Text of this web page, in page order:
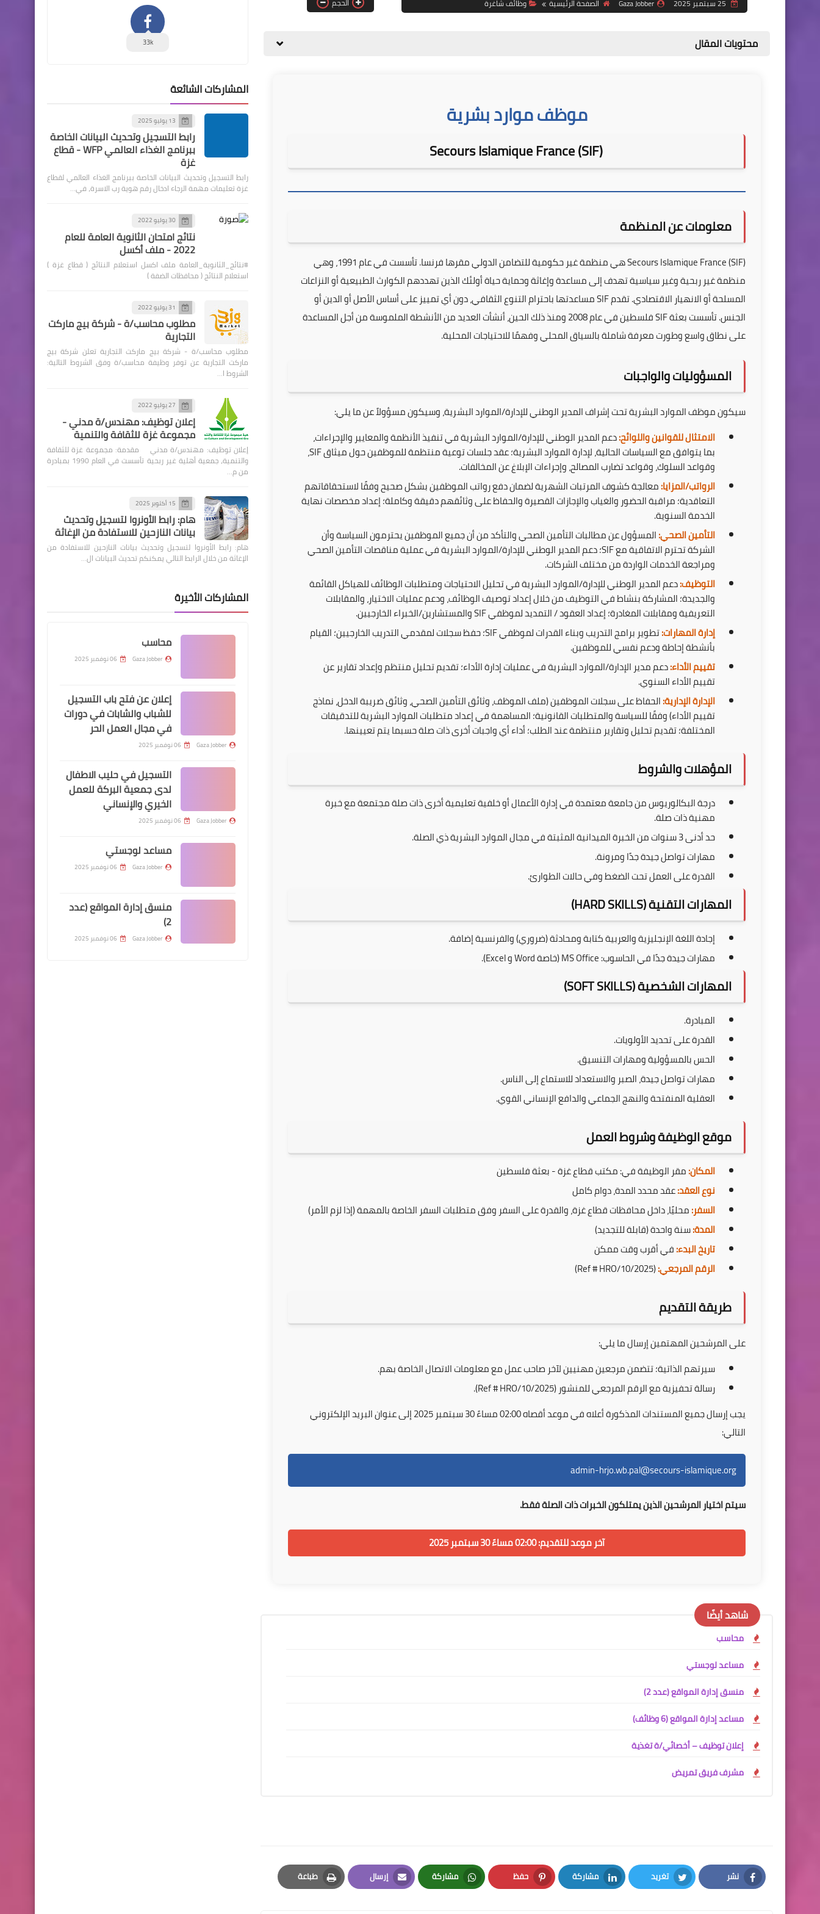
Gaza Jobber الصفحة الرئيسية وظائف شاغرة
محتويات المقال
موظف موارد بشرية
Secours Islamique France (SIF)
معلومات عن المنظمة
Secours Islamique France (SIF) هي منظمة غير حكومية للتضامن الدولي مقرها فرنسا. تأسست في عام 1991، وهي
منظمة غير ربحية وغير سياسية تهدف إلى مساعدة وإغاثة وحماية حياة أولئك الذين تهددهم الكوارث الطبيعية أو النزاعات
المسلحة أو الانهيار الاقتصادي. تقدم SIF مساعدتها باحترام التنوع الثقافي، دون أي تمييز على أساس الأصل أو الدين أو
الجنس. تأسست بعثة SIF فلسطين في عام 2008 ومنذ ذلك الحين، أنشأت العديد من الأنشطة الملموسة من أجل المساعدة
على نطاق واسع وطورت معرفة شاملة بالسياق المحلي وفهمًا للاحتياجات المحلية.
المسؤوليات والواجبات
سيكون موظف الموارد البشرية تحت إشراف المدير الوطني للإدارة/الموارد البشرية، وسيكون مسؤولاً عن ما يلي:
الامتثال للقوانين واللوائح:دعم المدير الوطني للإدارة/الموارد البشرية في تنفيذ الأنظمة والمعايير والإجراءات،
بما يتوافق مع السياسات الحالية، لإدارة الموارد البشرية؛ عقد جلسات توعية منتظمة للموظفين حول ميثاق SIF،
وقواعد السلوك، وقواعد تضارب المصالح، وإجراءات الإبلاغ عن المخالفات.
الرواتب/المزايا:معالجة كشوف المرتبات الشهرية لضمان دفع رواتب الموظفين بشكل صحيح وفقًا لاستحقاقاتهم
التعاقدية؛ مراقبة الحضور والغياب والإجازات القصيرة والحفاظ على وثائقهم دقيقة وكاملة؛ إعداد مخصصات نهاية
الخدمة السنوية.
التأمين الصحي:المسؤول عن مطالبات التأمين الصحي والتأكد من أن جميع الموظفين يحترمون السياسة وأن
الشركة تحترم الاتفاقية مع SIF؛ دعم المدير الوطني للإدارة/الموارد البشرية في عملية مناقصات التأمين الصحي
ومراجعة الخدمات الواردة من مختلف الشركات.
التوظيف:دعم المدير الوطني للإدارة/الموارد البشرية في تحليل الاحتياجات ومتطلبات الوظائف للهياكل القائمة
والجديدة؛ المشاركة بنشاط في التوظيف من خلال إعداد توصيف الوظائف، ودعم عمليات الاختيار، والمقابلات
التعريفية ومقابلات المغادرة؛ إعداد العقود / التمديد لموظفي SIF والمستشارين/الخبراء الخارجيين.
إدارة المهارات:
تطوير برامج التدريب وبناء القدرات لموظفي SIF؛ حفظ سجلات لمقدمي التدريب الخارجيين؛ القيام
بأنشطة إحاطة ودعم نفسي للموظفين.
تقييم الأداء:دعم مدير الإدارة/الموارد البشرية في عمليات إدارة الأداء؛ تقديم تحليل منتظم وإعداد تقارير عن
تقييم الأداء السنوي.
الإدارة الإدارية:الحفاظ على سجلات الموظفين (ملف الموظف، وثائق التأمين الصحي، وثائق ضريبة الدخل، نماذج
تقييم الأداء) وفقًا للسياسة والمتطلبات القانونية؛ المساهمة في إعداد متطلبات الموارد البشرية للتدقيقات
المختلفة؛ تقديم تحليل وتقارير منتظمة عند الطلب؛ أداء أي واجبات أخرى ذات صلة حسبما يتم تعيينها.
المؤهلات والشروط
درجة البكالوريوس من جامعة معتمدة في إدارة الأعمال أو خلفية تعليمية أخرى ذات صلة مجتمعة مع خبرة
مهنية ذات صلة.
حد أدنى 3 سنوات من الخبرة الميدانية المثبتة في مجال الموارد البشرية ذي الصلة.
مهارات تواصل جيدة جدًا ومرونة.
القدرة على العمل تحت الضغط وفي حالات الطوارئ.
المهارات التقنية (HARD SKILLS)
إجادة اللغة الإنجليزية والعربية كتابة ومحادثة (ضروري) والفرنسية إضافة.
مهارات جيدة جدًا في الحاسوب: MS Office (خاصة Word و Excel).
المهارات الشخصية (SOFT SKILLS)
المبادرة.
القدرة على تحديد الأولويات.
الحس بالمسؤولية ومهارات التنسيق.
مهارات تواصل جيدة، الصبر والاستعداد للاستماع إلى الناس.
العقلية المنفتحة والنهج الجماعي والدافع الإنساني القوي.
موقع الوظيفة وشروط العمل
المكان:مقر الوظيفة في: مكتب قطاع غزة - بعثة فلسطين
نوع العقد:عقد محدد المدة، دوام كامل
السفر:محليًا، داخل محافظات قطاع غزة، والقدرة على السفر وفق متطلبات السفر الخاصة بالمهمة (إذا لزم الأمر)
المدة:سنة واحدة (قابلة للتجديد)
تاريخ البدء:في أقرب وقت ممكن
الرقم المرجعي:(Ref # HRO/10/2025)
طريقة التقديم
على المرشحين المهتمين إرسال ما يلي:
سيرتهم الذاتية؛ تتضمن مرجعين مهنيين لآخر صاحب عمل مع معلومات الاتصال الخاصة بهم.
رسالة تحفيزية مع الرقم المرجعي للمنشور (Ref # HRO/10/2025).
يجب إرسال جميع المستندات المذكورة أعلاه في موعد أقصاه 02:00 مساءً 30 سبتمبر 2025 إلى عنوان البريد الإلكتروني
التالي:
admin-hrjo.wb.pal@secours-islamique.org
سيتم اختيار المرشحين الذين يمتلكون الخبرات ذات الصلة فقط.
آخر موعد للتقديم: 02:00 مساءً 30 سبتمبر 2025
شاهد أيضًا
محاسب
مساعد لوجستي
منسق إدارة المواقع (عدد 2)
مساعد إدارة المواقع (6 وظائف)
إعلان توظيف – أخصائي/ة تغذية
مشرف فريق تمريض
نشر
Facebook
تغريد
Twitter
مشاركة
LinkedIn
حفظ
Pinterest
مشاركة
Whatsapp
إرسال
Email
طباعة
Print
33k
المشاركات الشائعة
13 يوليو 2025
رابط التسجيل وتحديث البيانات الخاصة
ببرنامج الغذاء العالمي WFP - قطاع
غزة
رابط التسجيل وتحديث البيانات الخاصة ببرنامج الغذاء العالمي لقطاع
غزة تعليمات مهمة الرجاء ادخال رقم هوية رب الاسرة، في…
30 يوليو 2022
نتائج امتحان الثانوية العامة للعام
2022 - ملف أكسل
#نتائج_الثانوية_العامة ملف اكسل استعلام النتائج ( قطاع غزة )
استعلام النتائج ( محافظات الضفة )
31 يوليو 2022
مطلوب محاسب/ة - شركة بيج ماركت
التجارية
مطلوب محاسب/ة - شركة بيج ماركت التجارية تعلن شركة بيج
ماركت التجارية عن توفر وظيفة محاسب/ة وفق الشروط التالية:
الشروط ا…
27 يوليو 2022
إعلان توظيف: مهندس/ة مدني -
مجموعة غزة للثقافة والتنمية
إعلان توظيف: مهندس/ة مدني مقدمة: مجموعة غزة للثقافة
والتنمية، جمعية أهلية غير ربحية تأسست في العام 1990 بمبادرة
من م…
15 أكتوبر 2025
هام: رابط الأونروا لتسجيل وتحديث
بيانات النازحين للاستفادة من الإغاثة
هام: رابط الأونروا لتسجيل وتحديث بيانات النازحين للاستفادة من
الإغاثة من خلال الرابط التالي يمكنكم تحديث البيانات ال…
المشاركات الأخيرة
محاسب
Gaza Jobber 06 نوفمبر 2025
إعلان عن فتح باب التسجيل
للشباب والشابات في دورات
في مجال العمل الحر
Gaza Jobber 06 نوفمبر 2025
التسجيل في حليب الاطفال
لدى جمعية البركة للعمل
الخيري والإنساني
Gaza Jobber 06 نوفمبر 2025
مساعد لوجستي
Gaza Jobber 06 نوفمبر 2025
منسق إدارة المواقع (عدد
2)
Gaza Jobber 06 نوفمبر 2025